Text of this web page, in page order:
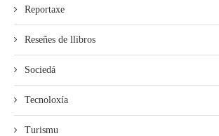
Reportaxe
Reseñes de llibros
Sociedá
Tecnoloxía
Turismu